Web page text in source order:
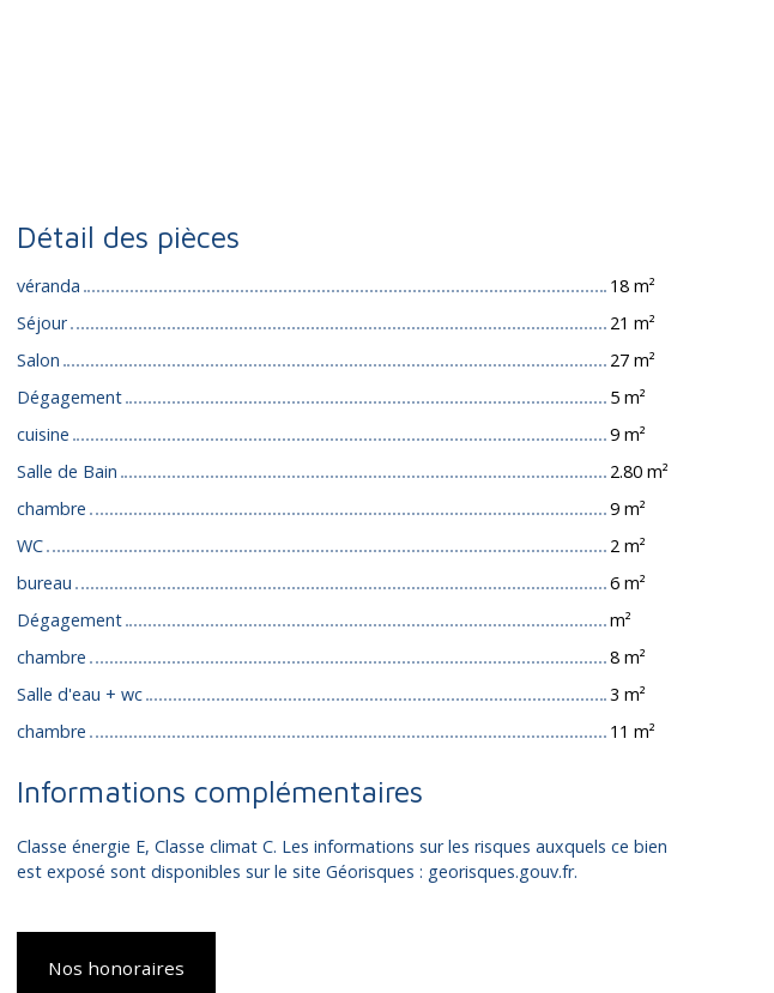
Détail des pièces
véranda
18 m²
Séjour
21 m²
Salon
27 m²
Dégagement
5 m²
cuisine
9 m²
Salle de Bain
2.80 m²
chambre
9 m²
WC
2 m²
bureau
6 m²
Dégagement
m²
chambre
8 m²
Salle d'eau + wc
3 m²
chambre
11 m²
Informations complémentaires
Classe énergie E, Classe climat C. Les informations sur les risques auxquels ce bien
est exposé sont disponibles sur le site Géorisques : georisques.gouv.fr.
Nos honoraires